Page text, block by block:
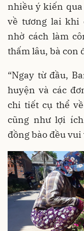
nhiều ý kiến
về tương lai khi
nhờ cách làm
thấm lâu, bà con
“Ngay từ đầu,
huyện và các
chi tiết cụ thể
cũng như lợi
đồng bào đều